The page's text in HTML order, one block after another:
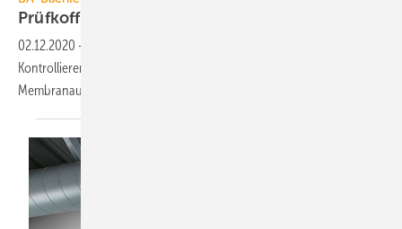
Prüfkoffer für
02.12.2020 -
Kontrollieren und Korrigieren des Vordrucks von
Membranausdehnungsgefäßen erforderlichen